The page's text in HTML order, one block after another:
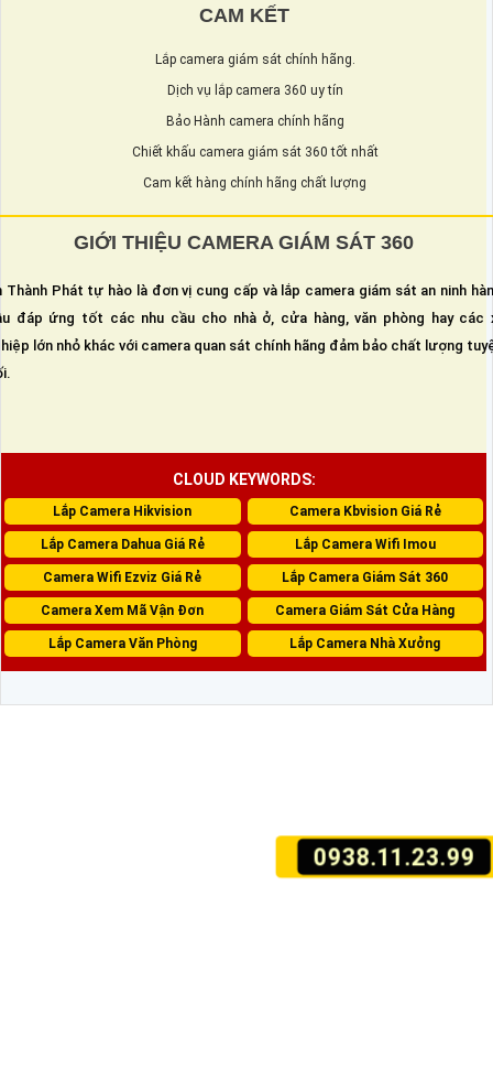
0938.11.23.99
CAM KẾT
Lắp camera giám sát chính hãng.
Dịch vụ lắp camera 360 uy tín
Bảo Hành camera chính hãng
Chiết khấu camera giám sát 360 tốt nhất
Cam kết hàng chính hãng chất lượng
GIỚI THIỆU CAMERA GIÁM SÁT 360
Thành Phát tự hào là đơn vị cung cấp và lắp camera giám sát an ninh
đáp ứng tốt các nhu cầu cho nhà ở, cửa hàng, văn phòng hay các
lớn nhỏ khác với camera quan sát chính hãng đảm bảo chất lượng
CLOUD KEYWORDS:
Lắp Camera Hikvision Camera Kbvision Giá Rẻ
Lắp Camera Dahua Giá Rẻ Lắp Camera Wifi Imou
Camera Wifi Ezviz Giá Rẻ Lắp Camera Giám Sát 360
Camera Xem Mã Vận Đơn Camera Giám Sát Cửa Hàng
Lắp Camera Văn Phòng Lắp Camera Nhà Xưởng